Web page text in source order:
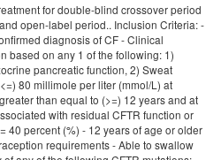
for double-blind crossover period
open-label period.. Inclusion Criteria: -
diagnosis of CF - Clinical
based on any 1 of the following: 1)
pancreatic function, 2) Sweat
80 millimole per liter (mmol/L) at
than equal to (>=) 12 years and at
with residual CFTR function or
40 percent (%) - 12 years of age or older
requirements - Able to swallow